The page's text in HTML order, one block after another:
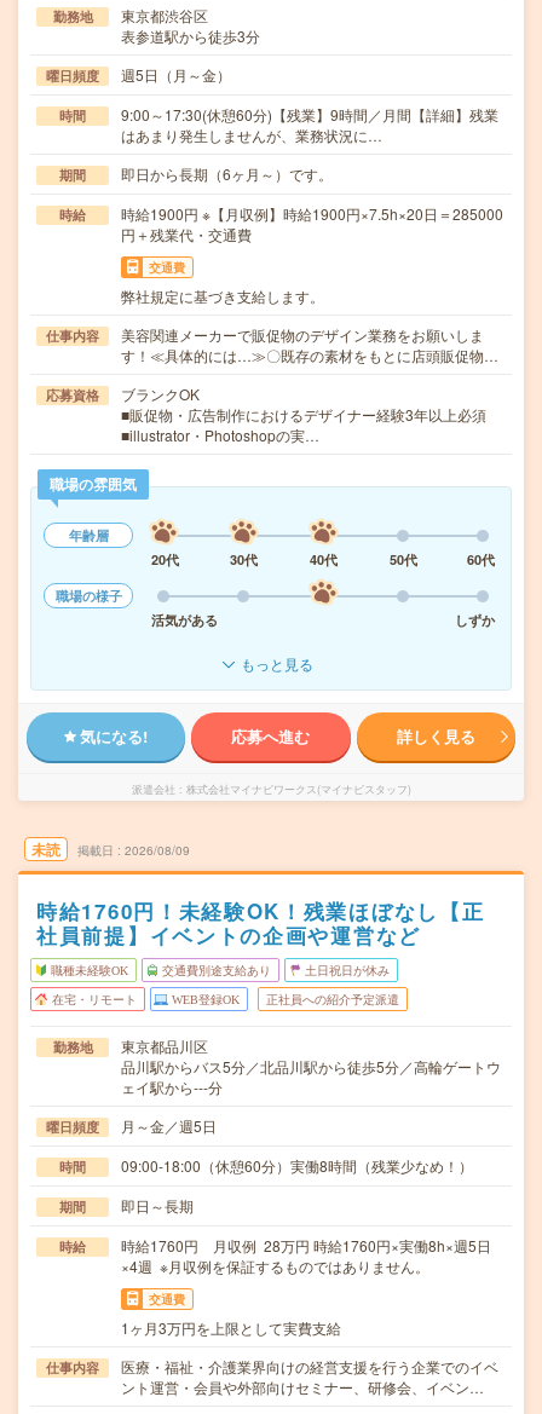
勤務地
東京都渋谷区
表参道駅から徒歩3分
曜日頻度 週5日（月～金）
時間
9:00～17:30(休憩60分)【残業】9時間／月間【詳細】残業
はあまり発生しませんが、業務状況に…
期間 即日から長期（6ヶ月～）です。
時給
時給1900円 ※【月収例】時給1900円×7.5h×20日＝285000
円＋残業代・交通費
交通費
弊社規定に基づき支給します。
仕事内容
美容関連メーカーで販促物のデザイン業務をお願いしま
す！≪具体的には…≫〇既存の素材をもとに店頭販促物…
応募資格
ブランクOK
■販促物・広告制作におけるデザイナー経験3年以上必須
■illustrator・Photoshopの実…
職場の雰囲気
年齢層
20代
30代 40代 50代
60代
職場の様子
活気がある
しずか
もっと見る
気になる! 応募へ進む 詳しく見る
派遣会社 株式会社マイナビワークス(マイナビスタッフ)
未読 掲載日 2026/08/09
時給1760円！未経験OK！残業ほぼなし【正
社員前提】イベントの企画や運営など
職種未経験OK 交通費別途支給あり 土日祝日が休み
在宅・リモート WEB登録OK 正社員への紹介予定派遣
勤務地
東京都品川区
品川駅からバス5分／北品川駅から徒歩5分／高輪ゲートウ
ェイ駅から---分
曜日頻度 月～金／週5日
時間 09:00-18:00（休憩60分）実働8時間（残業少なめ！）
期間 即日～長期
時給
時給1760円 月収例 28万円 時給1760円×実働8h×週5日
×4週 ※月収例を保証するものではありません。
交通費
1ヶ月3万円を上限として実費支給
仕事内容
医療・福祉・介護業界向けの経営支援を行う企業でのイベ
ント運営・会員や外部向けセミナー、研修会、イベン…